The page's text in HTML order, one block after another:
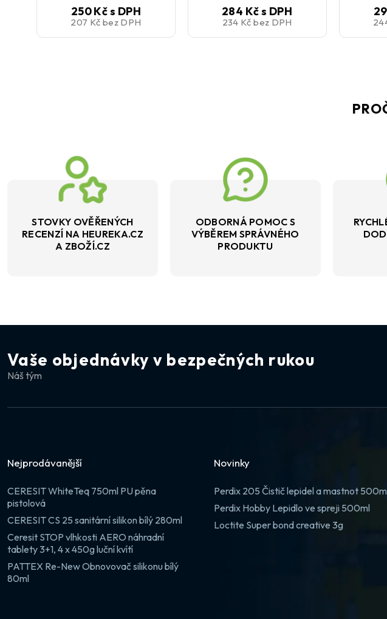
250 Kčs DPH
207 Kč bez DPH
284 Kčs DPH
234 Kčbez DPH
STOVKY OVĚŘENÝCH
RECENZÍ NA HEUREKA.CZ
A ZBOŽÍ.CZ
ODBORNÁ POMOC S
VÝBĚREM SPRÁVNÉHO
PRODUKTU
Vaše objednávky v bezpečných rukou
Náš tým
Nejprodávanější
CERESIT WhiteTeq 750ml PU pěna
pistolová
CERESIT CS 25 sanitární silikon bílý 280ml
Ceresit STOP vlhkosti AERO náhradní
tablety 3+1, 4 x 450g luční kvítí
PATTEX Re-New Obnovovač silikonu bílý
80ml
Novinky
Perdix 205 Čistič lepidel a mastnot
Perdix Hobby Lepidlo ve spreji 500ml
Loctite Super bond creative 3g